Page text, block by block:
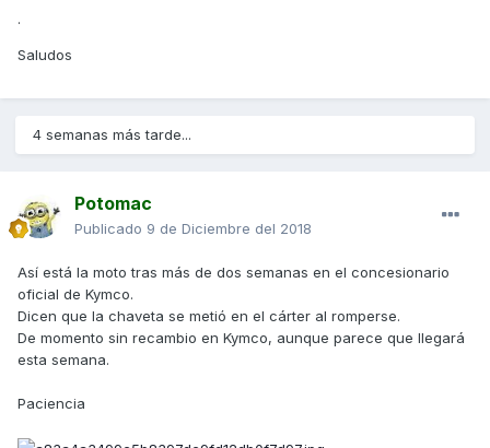
.
Saludos
4 semanas más tarde...
Potomac
Publicado 9 de Diciembre del 2018
Así está la moto tras más de dos semanas en el concesionario
oficial de Kymco.
Dicen que la chaveta se metió en el cárter al romperse.
De momento sin recambio en Kymco, aunque parece que llegará
esta semana.
Paciencia